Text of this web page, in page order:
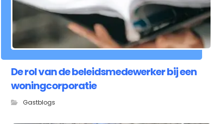
De rol van de beleidsmedewerker bij een
woningcorporatie
Gastblogs